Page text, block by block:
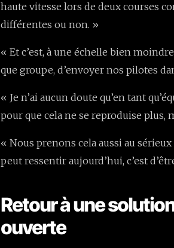
haute vitesse lors de deux courses
différentes ou non. »
« Et c’est, à une échelle bien
que groupe, d’envoyer nos pilotes
« Je n’ai aucun doute qu’en tant
pour que cela ne se reproduise plus,
« Nous prenons cela aussi au
peut ressentir aujourd’hui, c’est
Retour à une
ouverte